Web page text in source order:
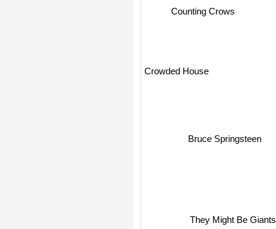
Counting Crows
Bruce Springsteen
They Might Be Giants
Crowded House